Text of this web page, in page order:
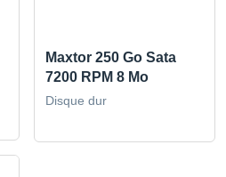
Maxtor 250 Go Sata
7200 RPM 8 Mo
Disque dur